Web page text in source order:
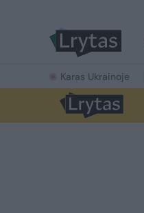
Karas Ukrainoje